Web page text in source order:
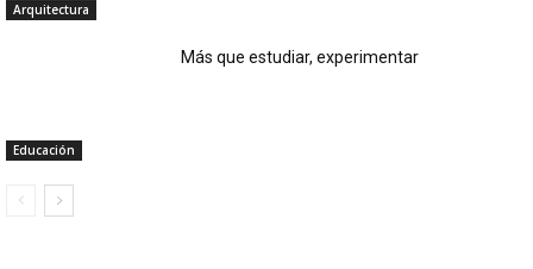
Arquitectura
Educación
Más que estudiar, experimentar